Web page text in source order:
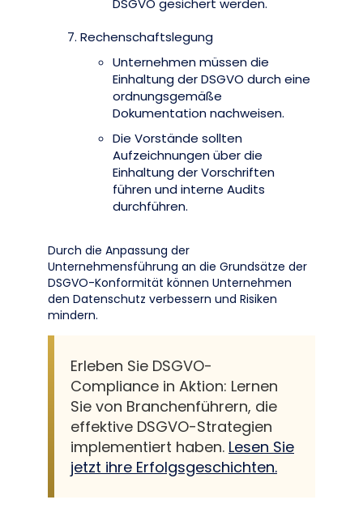
DSGVO gesichert werden.
Rechenschaftslegung
Unternehmen müssen die
Einhaltung der DSGVO durch eine
ordnungsgemäße
Dokumentation nachweisen.
Die Vorstände sollten
Aufzeichnungen über die
Einhaltung der Vorschriften
führen und interne Audits
durchführen.
Durch die Anpassung der
Unternehmensführung an die Grundsätze der
DSGVO-Konformität können Unternehmen
den Datenschutz verbessern und Risiken
mindern.
Erleben Sie DSGVO-
Compliance in Aktion: Lernen
Sie von Branchenführern, die
effektive DSGVO-Strategien
implementiert haben. Lesen Sie
jetzt ihre Erfolgsgeschichten.